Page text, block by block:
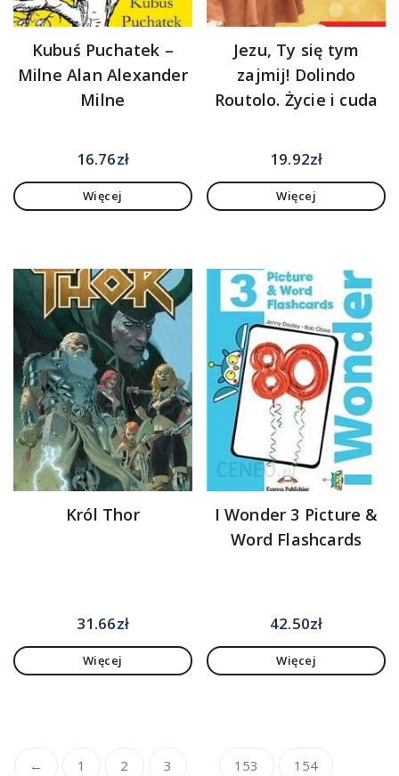
Kubuś Puchatek –
Milne Alan Alexander
Milne
16.76zł
Więcej
Jezu, Ty się tym
zajmij! Dolindo
Routolo. Życie i cuda
19.92zł
Więcej
Król Thor
31.66zł
Więcej
I Wonder 3 Picture &
Word Flashcards
42.50zł
Więcej
← 1 2 3 153 154